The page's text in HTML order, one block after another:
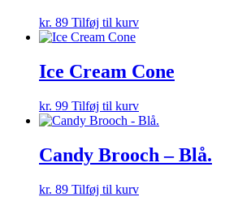
kr. 89 Tilføj til kurv
Ice Cream Cone
kr. 99 Tilføj til kurv
Candy Brooch – Blå.
kr. 89 Tilføj til kurv